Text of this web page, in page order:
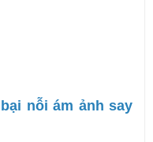
nỗi ám ảnh say